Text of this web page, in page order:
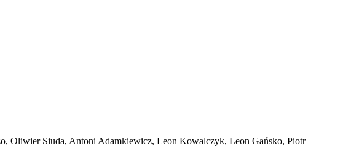
Oliwier Siuda, Antoni Adamkiewicz, Leon Kowalczyk, Leon Gańsko, Piotr